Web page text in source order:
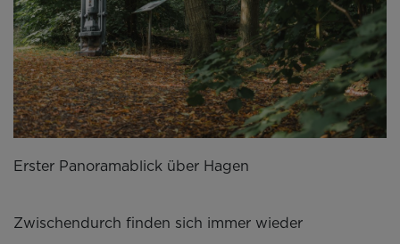
Erster Panoramablick über Hagen
Zwischendurch finden sich immer wieder